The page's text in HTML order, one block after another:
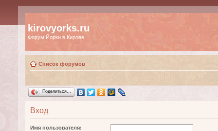
kirovyorks.ru
Форум Йорки в Кирове
Список форумов
Поделиться…
Вход
Имя пользователя: